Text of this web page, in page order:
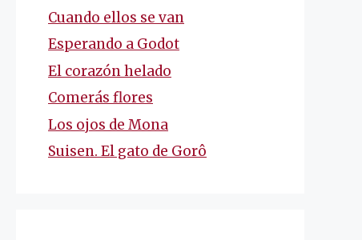
Cuando ellos se van
Esperando a Godot
El corazón helado
Comerás flores
Los ojos de Mona
Suisen. El gato de Gorô